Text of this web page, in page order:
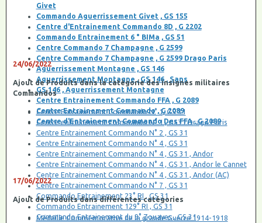
Givet
Commando Aguerrissement Givet , GS 155
Centre d'Entrainement Commando 8D , G 2202
Commando Entrainement 6 ° BIMa , GS 51
Centre Commando 7 Champagne , G 2599
Centre Commando 7 Champagne , G 2599 Drago Paris
Aguerrissement Montagne , GS 146
Aguerrissement Montagne , GS 146 , Sans
GS 146 , Aguerrissement Montagne
Centre Entrainement Commando FFA , G 2089
Centre Entrainement Commando , G 2089
Centre d'Entrainement Commando Des FFA , G 2089
24/06/2022
Ajout de Produits dans la catégorie des insignes militaires
Commandos
Centre Entrainement Commando N° 1, GS 31
Centre entrainement Commando N° 1 , GS31 Drago Paris
Centre Entrainement Commando N° 2 , GS 31
Centre Entrainement Commando N° 4 , GS 31
Centre Entrainement Commando N° 4 , GS 31 , Andor
Centre Entrainement Commando N° 4 , GS 31 , Andor le Cannet
Centre Entrainement Commando N° 4 , GS 31 , Andor (AC)
Centre Entrainement Commando N° 7 , GS 31
Commando Entrainement 23° RI , GS 31
Commando Entrainement 129° RI , GS 31
Commando Entrainement du 9° Zouaves , GS 31
17/06/2022
Ajout de Produits dans différentes catégories
Médaille Commémorative de la grande Guerre 1914-1918